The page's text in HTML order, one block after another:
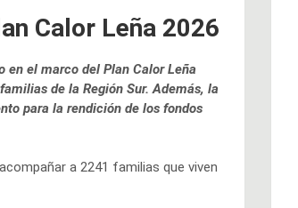
Calor Leña 2026
en el marco del Plan Calor Leña
de la Región Sur. Además, la
para la rendición de los fondos
a 2241 familias que viven